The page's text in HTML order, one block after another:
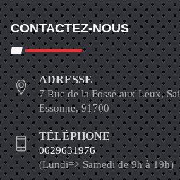
CONTACTEZ-NOUS
ADRESSE
7 Rue de la Fossé aux Leux,
Essonne, 91700
TÉLÉPHONE
0629631976
(Lundi=> Samedi de 9h à 19h)